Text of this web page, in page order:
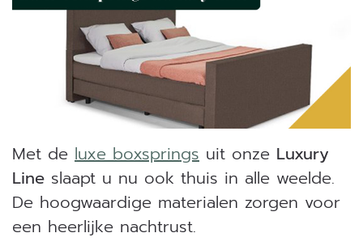
Met de luxe boxsprings uit onze Luxury
Line slaapt u nu ook thuis in alle weelde.
De hoogwaardige materialen zorgen voor
een heerlijke nachtrust.